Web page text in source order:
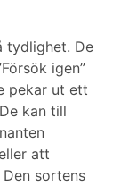
tydlighet. De
igen”
pekar ut ett
kan till
att
sortens